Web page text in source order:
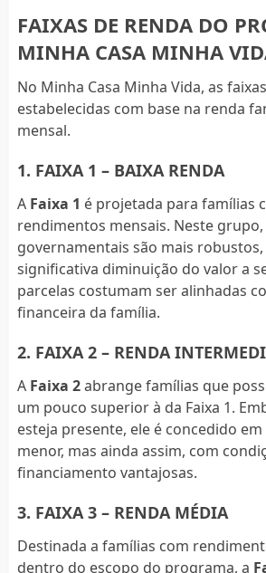
FAIXAS DE RENDA DO
MINHA CASA MINHA
No Minha Casa Minha Vida, as
estabelecidas com base na renda
mensal.
1. FAIXA 1 – BAIXA RENDA
A Faixa 1 é projetada para famílias
rendimentos mensais. Neste
governamentais são mais
significativa diminuição do valor a
parcelas costumam ser alinhadas
financeira da família.
2. FAIXA 2 – RENDA
A Faixa 2abrange famílias que
um pouco superior à da Faixa 1.
esteja presente, ele é concedido
menor, mas ainda assim, com
financiamento vantajosas.
3. FAIXA 3 – RENDA MÉDIA
Destinada a famílias com
dentro do escopo do programa, a